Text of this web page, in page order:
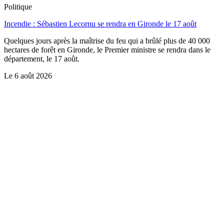
Politique
Incendie : Sébastien Lecornu se rendra en Gironde le 17 août
Quelques jours après la maîtrise du feu qui a brûlé plus de 40 000
hectares de forêt en Gironde, le Premier ministre se rendra dans le
département, le 17 août.
Le 6 août 2026